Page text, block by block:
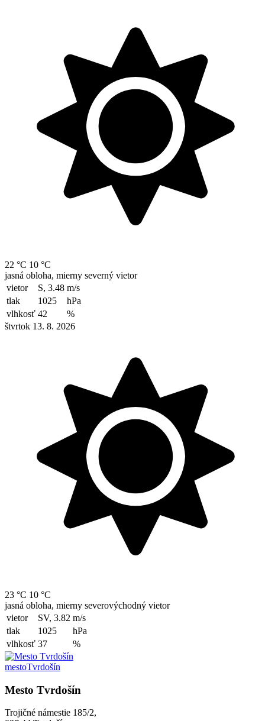
22 °C 10 °C
jasná obloha, mierny severný vietor
vietor
S, 3.48 m/s
tlak
1025
hPa
vlhkosť 42
%
štvrtok 13. 8. 2026
23 °C 10 °C
jasná obloha, mierny severovýchodný vietor
vietor
SV, 3.82 m/s
tlak
1025
hPa
vlhkosť 37 %
mestoTvrdošín
Mesto Tvrdošín
Trojičné námestie 185/2,